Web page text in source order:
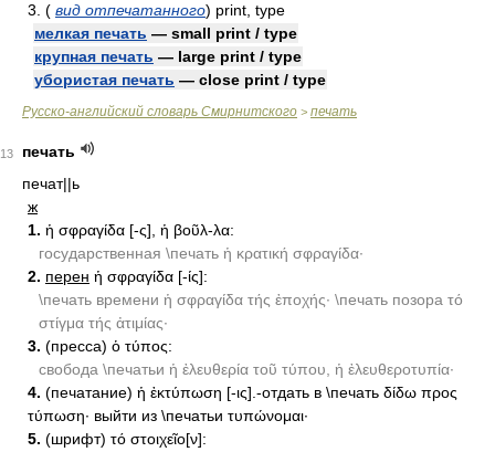
3. ( вид отпечатанного) print, type
мелкая печать — small print / type
крупная печать — large print / type
убористая печать — close print / type
Русско-английский словарь Смирнитского > печать
13
печать
печат||ь
ж
1. ἡ σφραγίδα [-ς], ἡ βοῦλ-λα:
государственная \печать ἡ κρατική σφραγίδα·
2. перен ἡ σφραγίδα [-ίς]:
\печать времени ἡ σφραγίδα τής ἐποχής· \печать позора τό
στίγμα τής ἀτιμίας·
3. (пресса) ὁ τύπος:
свобода \печатьи ἡ ἐλευθερία τοῦ τύπου, ἡ ἐλευθεροτυπία·
4. (печатание) ἡ ἐκτύπωση [-ις].-отдать в \печать δίδω προς
τύπωση· выйти из \печатьи τυπώνομαι·
5. (шрифт) τό στοιχεῖο[ν]: